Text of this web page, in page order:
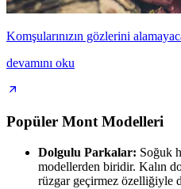
Komşularınızın gözlerini
devamını oku
Popüler Mont Modelleri
Dolgulu Parkalar: Soğuk
modellerden biridir. Kalın
rüzgar geçirmez özelliğiyle